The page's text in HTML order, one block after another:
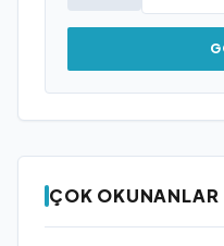
ÇOK OKUNANLAR